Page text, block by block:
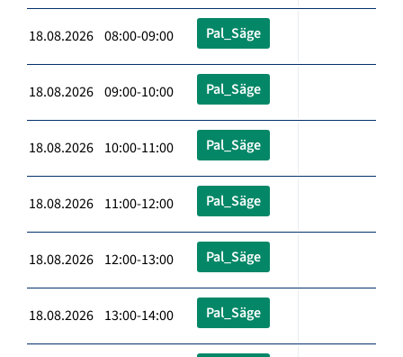
18.08.2026 08:00-09:00 Pal_Säge
18.08.2026 09:00-10:00 Pal_Säge
18.08.2026 10:00-11:00 Pal_Säge
18.08.2026 11:00-12:00 Pal_Säge
18.08.2026 12:00-13:00 Pal_Säge
18.08.2026 13:00-14:00 Pal_Säge